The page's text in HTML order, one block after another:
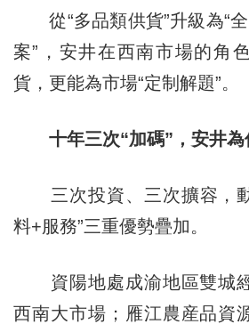
從“多品類供貨”升級為“
案”，安井在西南市場的角
貨，更能為市場“定制解題”。
十年三次“加碼”，安井為
三次投資、三次擴容，動
料+服務”三重優勢疊加。
資陽地處成渝地區雙城
西南大市場；雁江農産品資